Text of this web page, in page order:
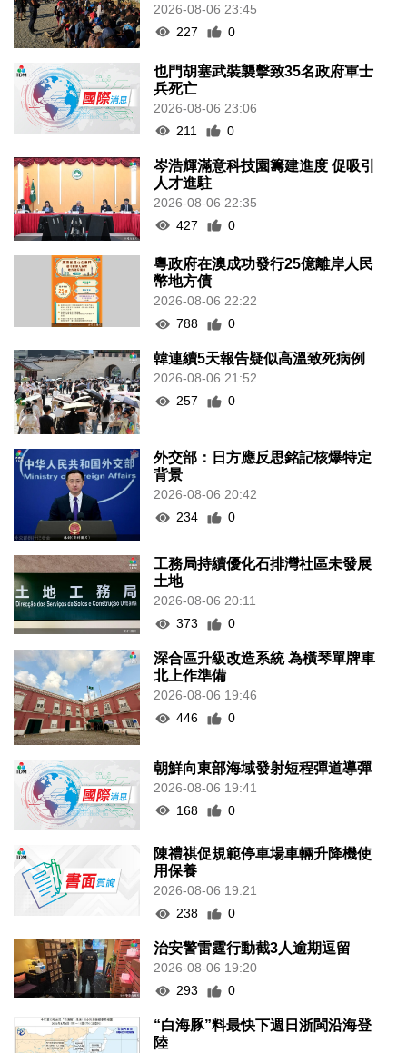
2026-08-06 23:45
227
0
也門胡塞武裝襲擊致35名政府軍士
兵死亡
2026-08-06 23:06
211
0
岑浩輝滿意科技園籌建進度 促吸引
人才進駐
2026-08-06 22:35
427
0
粵政府在澳成功發行25億離岸人民
幣地方債
2026-08-06 22:22
788
0
韓連續5天報告疑似高溫致死病例
2026-08-06 21:52
257
0
外交部：日方應反思銘記核爆特定
背景
2026-08-06 20:42
234
0
工務局持續優化石排灣社區未發展
土地
2026-08-06 20:11
373
0
深合區升級改造系統 為橫琴單牌車
北上作準備
2026-08-06 19:46
446
0
朝鮮向東部海域發射短程彈道導彈
2026-08-06 19:41
168
0
陳禮祺促規範停車場車輛升降機使
用保養
2026-08-06 19:21
238
0
治安警雷霆行動截3人逾期逗留
2026-08-06 19:20
293
0
“白海豚”料最快下週日浙閩沿海登
陸